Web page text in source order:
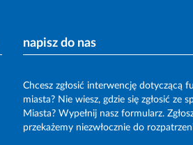
napisz do nas
Chcesz zgłosić interwencję dotyczącą
miasta? Nie wiesz, gdzie się zgłosić ze
Miasta? Wypełnij nasz formularz.
przekażemy niezwłocznie do